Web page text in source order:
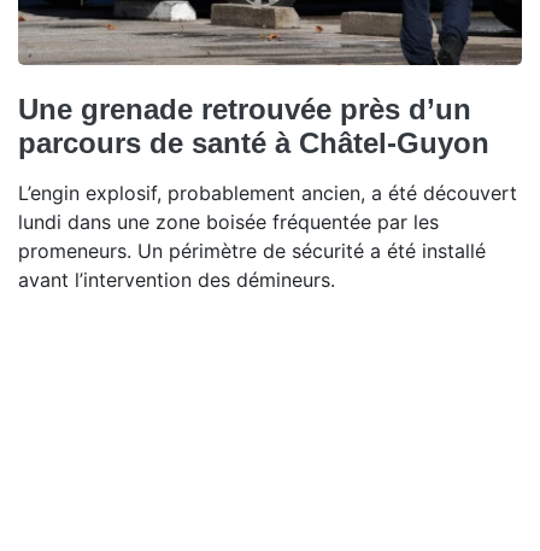
Une grenade retrouvée près d’un
parcours de santé à Châtel-Guyon
L’engin explosif, probablement ancien, a été découvert
lundi dans une zone boisée fréquentée par les
promeneurs. Un périmètre de sécurité a été installé
avant l’intervention des démineurs.